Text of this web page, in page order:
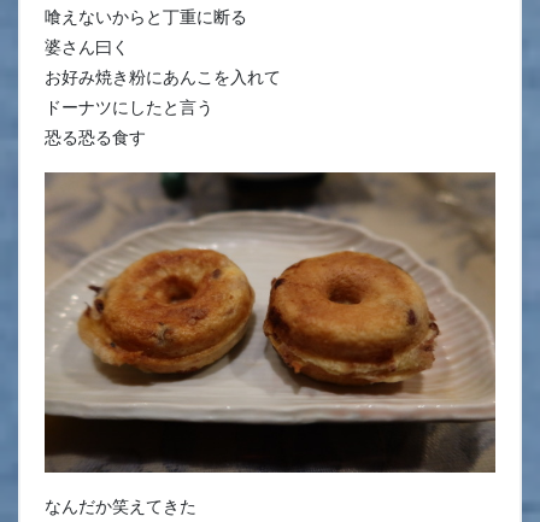
喰えないからと丁重に断る
婆さん曰く
お好み焼き粉にあんこを入れて
ドーナツにしたと言う
恐る恐る食す
なんだか笑えてきた